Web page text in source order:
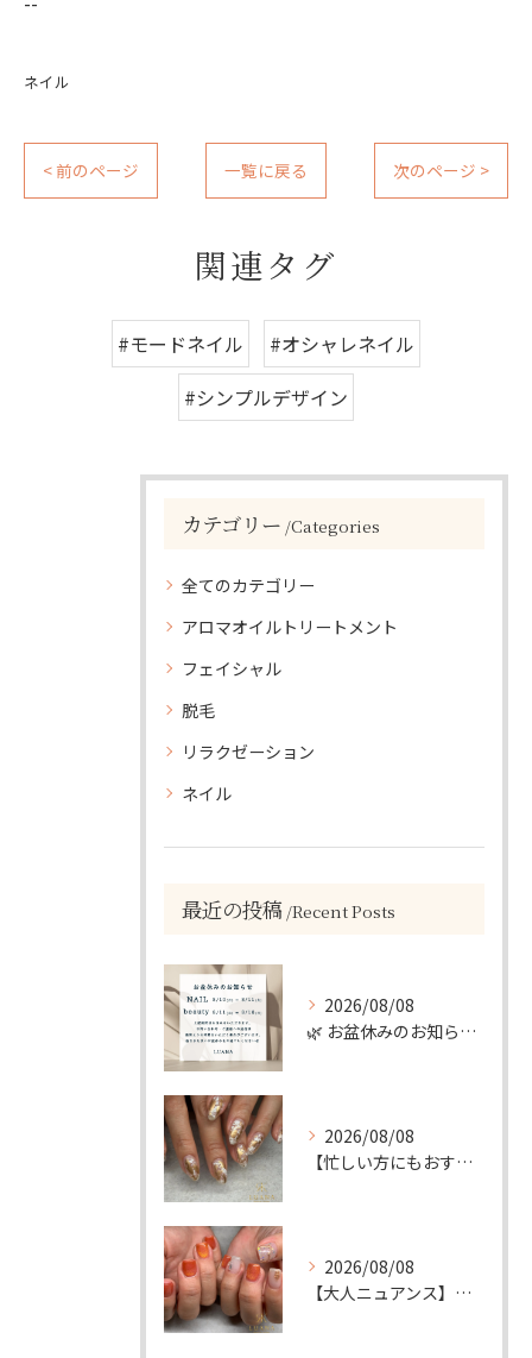
ネイル
< 前のページ 一覧に戻る 次のページ >
関連タグ
#モードネイル
#オシャレネイル
#シンプルデザイン
カテゴリー Categories
全てのカテゴリー
アロマオイルトリートメント
フェイシャル
脱毛
リラクゼーション
ネイル
最近の投稿 Recent Posts
2026/08/08
🌿 お盆休みのお知らせ 🌿
2026/08/08
【忙しい方にもおすすめ】ゴールド＆ホワイトの大人ニュアンスホイルネイル
2026/08/08
【大人ニュアンス】マグネット×ぷっくりミラーのニュアンスデザイン